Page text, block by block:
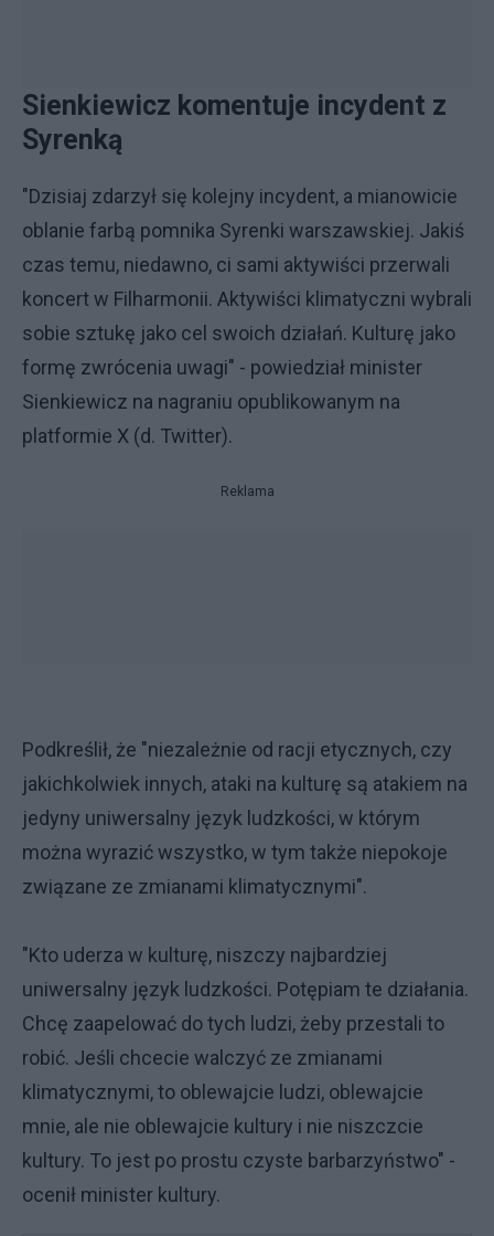
Sienkiewicz komentuje incydent z
Syrenką
"Dzisiaj zdarzył się kolejny incydent, a mianowicie
oblanie farbą pomnika Syrenki warszawskiej. Jakiś
czas temu, niedawno, ci sami aktywiści przerwali
koncert w Filharmonii. Aktywiści klimatyczni wybrali
sobie sztukę jako cel swoich działań. Kulturę jako
formę zwrócenia uwagi" - powiedział minister
Sienkiewicz na nagraniu opublikowanym na
platformie X (d. Twitter).
Reklama
Podkreślił, że "niezależnie od racji etycznych, czy
jakichkolwiek innych, ataki na kulturę są atakiem na
jedyny uniwersalny język ludzkości, w którym
można wyrazić wszystko, w tym także niepokoje
związane ze zmianami klimatycznymi".
"Kto uderza w kulturę, niszczy najbardziej
uniwersalny język ludzkości. Potępiam te działania.
Chcę zaapelować do tych ludzi, żeby przestali to
robić. Jeśli chcecie walczyć ze zmianami
klimatycznymi, to oblewajcie ludzi, oblewajcie
mnie, ale nie oblewajcie kultury i nie niszczcie
kultury. To jest po prostu czyste barbarzyństwo" -
ocenił minister kultury.